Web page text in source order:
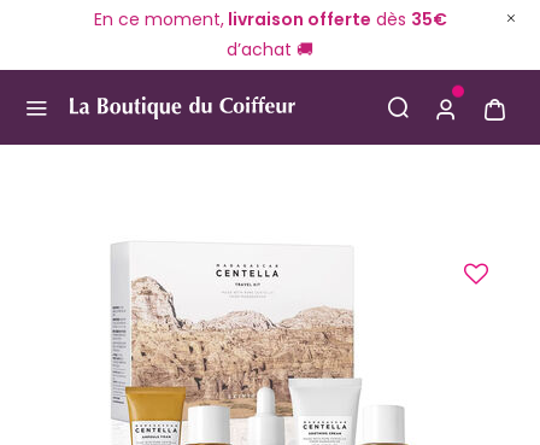
En ce moment,livraison offerte dès 35€
d’achat 🚚